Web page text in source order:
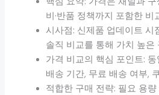
비·반품 정책까지 포함한 비
시사점: 신제품 업데이트 시
솔직 비교를 통해 가치 높은
가격 비교의 핵심 포인트:
배송 기간, 무료 배송 여부,
적합한 구매 전략: 필요 용